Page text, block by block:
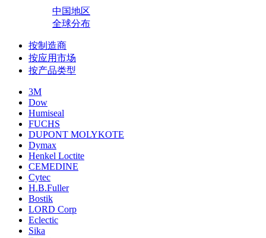
中国地区
全球分布
按制造商
按应用市场
按产品类型
3M
Dow
Humiseal
FUCHS
DUPONT MOLYKOTE
Dymax
Henkel Loctite
CEMEDINE
Cytec
H.B.Fuller
Bostik
LORD Corp
Eclectic
Sika